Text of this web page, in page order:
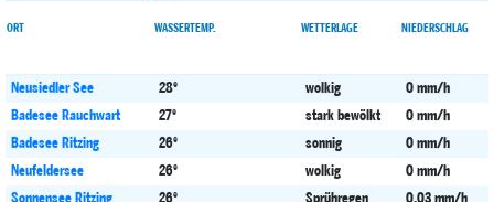
ORT WASSERTEMP. WETTERLAGE NIEDERSCHLAG
Neusiedler See 28° wolkig 0 mm/h
Badesee Rauchwart 27° stark bewölkt 0 mm/h
Badesee Ritzing 26° sonnig 0 mm/h
Neufeldersee 26° wolkig 0 mm/h
Sonnensee Ritzing 26° Sprühregen 0.03 mm/h